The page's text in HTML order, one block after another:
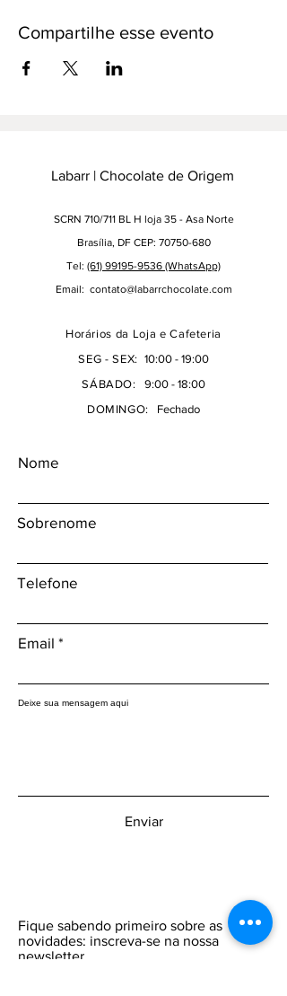
Compartilhe esse evento
Labarr | Chocolate de Origem
SCRN 710/711 BL H loja 35 - Asa Norte
Brasília, DF CEP: 70750-680
Tel: (61) 99195-9536 (WhatsApp)
Email: contato@labarrchocolate.com
Horários da Loja e Cafeteria
SEG - SEX: 10:00 - 19:00
SÁBADO: 9:00 - 18:00
DOMINGO: Fechado
Nome
Sobrenome
Telefone
Email
Deixe sua mensagem aqui
Enviar
Fique sabendo primeiro sobre as
novidades: inscreva-se na nossa
newsletter.